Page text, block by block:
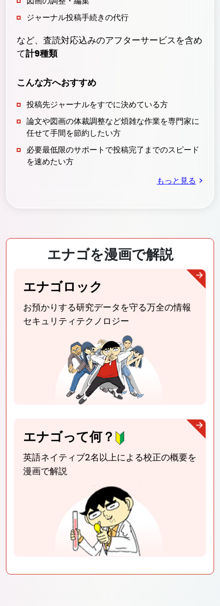
ジャーナル投稿手続きの代行
など、査読対応込みのアフターサービスを含め
て計9種類
こんな方へおすすめ
投稿先ジャーナルをすでに決めている方
論文や図画の体裁調整など煩雑な作業を専門家に
任せて手間を節約したい方
必要最低限のサポートで投稿完了までのスピード
を速めたい方
もっと見る >
エナゴを漫画で解説
エナゴロック
お預かりする研究データを守る万全の情報
セキュリティテクノロジー
エナゴって何？
英語ネイティブ2名以上による校正の概要を
漫画で解説